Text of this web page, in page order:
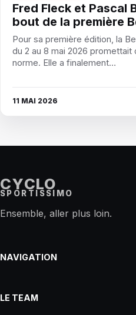
Fred Fleck et Pascal
bout de la première
Pour sa première édition, la
du 2 au 8 mai 2026
norme. Elle a finalement…
11 MAI 2026
CYCLO
SPORTISSIMO
Ensemble, aller plus loin.
NAVIGATION
LE TEAM